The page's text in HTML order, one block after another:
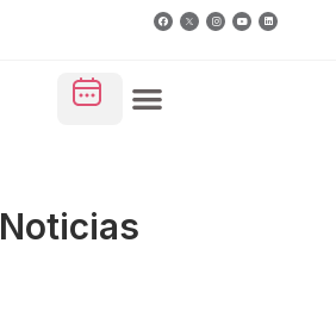
Noticias